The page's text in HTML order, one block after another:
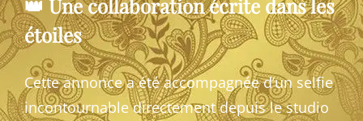
👑 Une collaboration écrite dans les
étoiles
Cette annonce a été accompagnée d’un selfie
incontournable directement depuis le studio